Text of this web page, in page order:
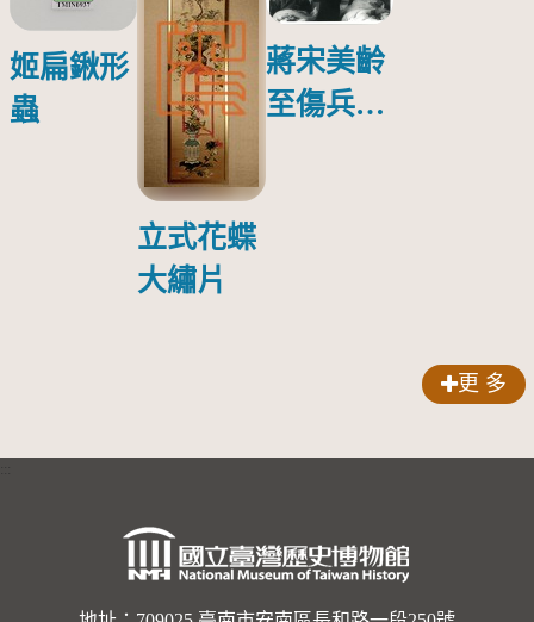
姬扁鍬形
蟲
立式花蝶
大繡片
蔣宋美齡
至傷兵醫
傷日本戰
更 多